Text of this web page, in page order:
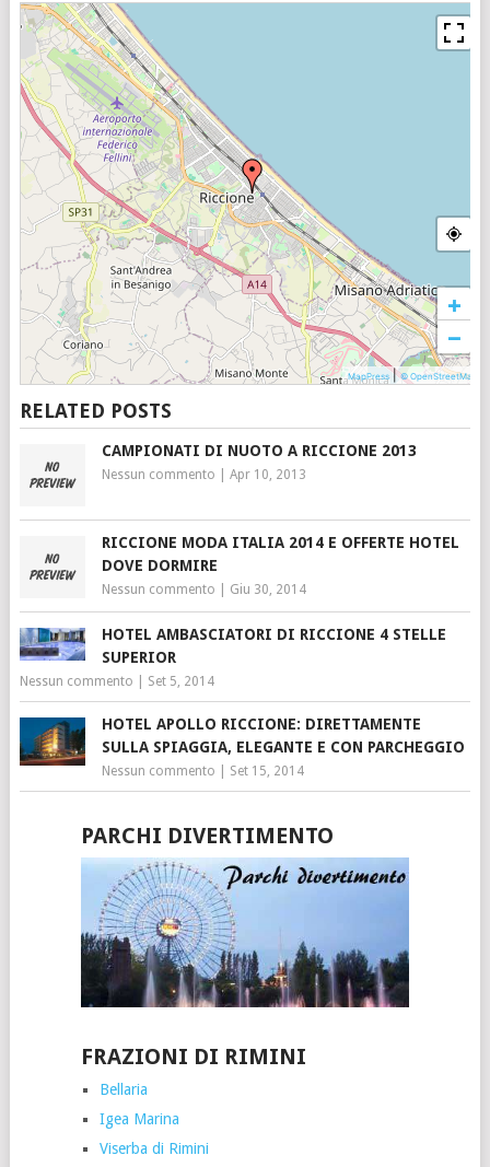
+
−
MapPress|© OpenStreetMap
RELATED POSTS
CAMPIONATI DI NUOTO A RICCIONE 2013
Nessun commento Apr 10, 2013
RICCIONE MODA ITALIA 2014 E OFFERTE HOTEL
DOVE DORMIRE
Nessun commento Giu 30, 2014
HOTEL AMBASCIATORI DI RICCIONE 4 STELLE
SUPERIOR
Nessun commento Set 5, 2014
HOTEL APOLLO RICCIONE: DIRETTAMENTE
SULLA SPIAGGIA, ELEGANTE E CON PARCHEGGIO
Nessun commento Set 15, 2014
PARCHI DIVERTIMENTO
FRAZIONI DI RIMINI
Bellaria
Igea Marina
Viserba di Rimini